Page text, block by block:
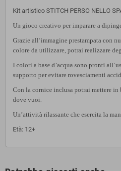
Kit artistico STITCH PERSO NELLO
Un gioco creativo per imparare a
Grazie all’immagine prestampata con
colore da utilizzare, potrai realizzare
I colori a base d’acqua sono pronti
supporto per evitare rovesciamenti
Con la cornice inclusa potrai mettere
dove vuoi.
Un’attività rilassante che esercita la
Età: 12+